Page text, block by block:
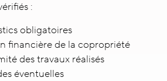
:
obligatoires
financière de la copropriété
des travaux réalisés
éventuelles